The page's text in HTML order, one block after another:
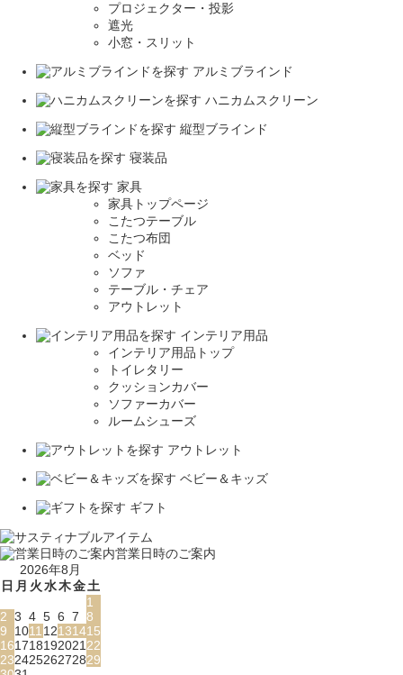
プロジェクター・投影
遮光
小窓・スリット
アルミブラインド
ハニカムスクリーン
縦型ブラインド
寝装品
家具
家具トップページ
こたつテーブル
こたつ布団
ベッド
ソファ
テーブル・チェア
アウトレット
インテリア用品
インテリア用品トップ
トイレタリー
クッションカバー
ソファーカバー
ルームシューズ
アウトレット
ベビー＆キッズ
ギフト
営業日時のご案内
2026年8月
日 月 火水木金土
1
2 3 4 5 6 7 8
9
101112131415
16171819202122
23242526272829